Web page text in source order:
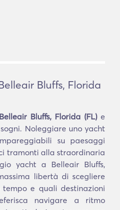
Bluffs, Florida
Bluffs, Florida (FL)e
Noleggiare uno yacht
su paesaggi
tramonti alla straordinaria
yacht a Belleair Bluffs,
libertà di scegliere
e quali destinazioni
navigare a ritmo